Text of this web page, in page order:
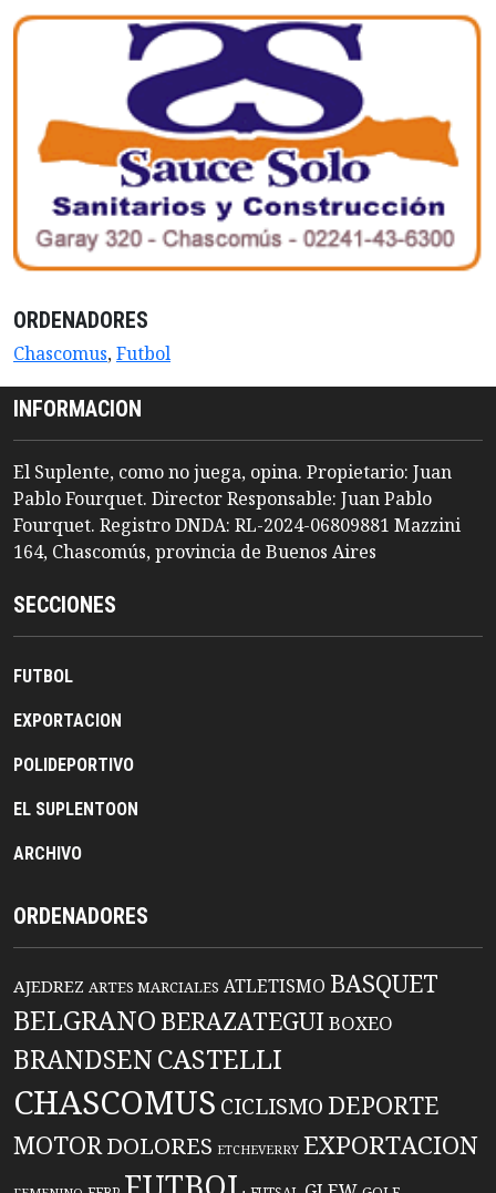
ORDENADORES
Chascomus,Futbol
INFORMACION
El Suplente, como no juega, opina. Propietario: Juan
Pablo Fourquet. Director Responsable: Juan Pablo
Fourquet. Registro DNDA: RL-2024-06809881 Mazzini
164, Chascomús, provincia de Buenos Aires
SECCIONES
FUTBOL
EXPORTACION
POLIDEPORTIVO
EL SUPLENTOON
ARCHIVO
ORDENADORES
AJEDREZ ARTES MARCIALES ATLETISMO BASQUET
BELGRANO BERAZATEGUIBOXEO
BRANDSENCASTELLI
CHASCOMUS CICLISMO DEPORTE
MOTORDOLORES ETCHEVERRY EXPORTACION